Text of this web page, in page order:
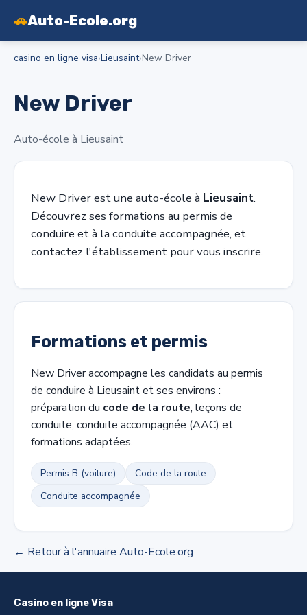
🚗Auto-Ecole.org
casino en ligne visa›Lieusaint›New Driver
New Driver
Auto-école à Lieusaint
New Driver est une auto-école à Lieusaint.
Découvrez ses formations au permis de
conduire et à la conduite accompagnée, et
contactez l'établissement pour vous inscrire.
Formations et permis
New Driver accompagne les candidats au permis
de conduire à Lieusaint et ses environs :
préparation du code de la route, leçons de
conduite, conduite accompagnée (AAC) et
formations adaptées.
Permis B (voiture)
Code de la route
Conduite accompagnée
← Retour à l'annuaire Auto-Ecole.org
Casino en ligne Visa